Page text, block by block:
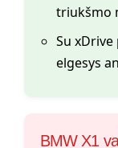
triukšmo
Su
elgesys
BMW X1